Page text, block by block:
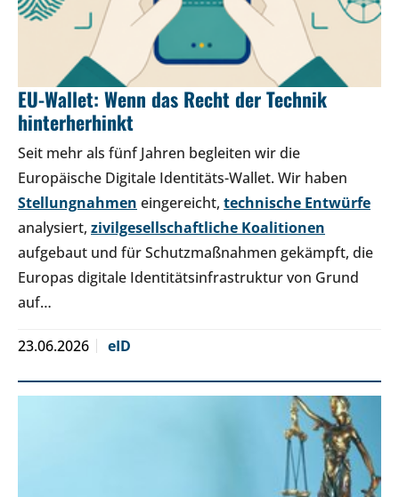
EU-Wallet: Wenn das Recht der Technik
hinterherhinkt
Seit mehr als fünf Jahren begleiten wir die
Europäische Digitale Identitäts-Wallet. Wir haben
Stellungnahmen eingereicht, technische Entwürfe
analysiert, zivilgesellschaftliche Koalitionen
aufgebaut und für Schutzmaßnahmen gekämpft, die
Europas digitale Identitätsinfrastruktur von Grund
auf…
23.06.2026 eID